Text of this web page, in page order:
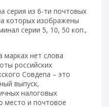
серия из 6-ти почтовых
которых изображены
серии 5, 10, 50 коп.,
нет слова
российских
Совдепа – это
выпуск,
налоговых
место и почтовое